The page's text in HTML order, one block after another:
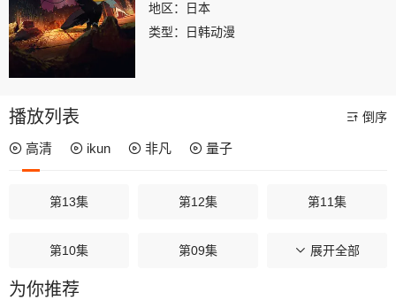
地区：
日本
类型：
日韩动漫
播放列表 倒序
高清 ikun 非凡 量子
第13集 第12集 第11集
第10集 第09集 第08集
第07集
展开全部
为你推荐